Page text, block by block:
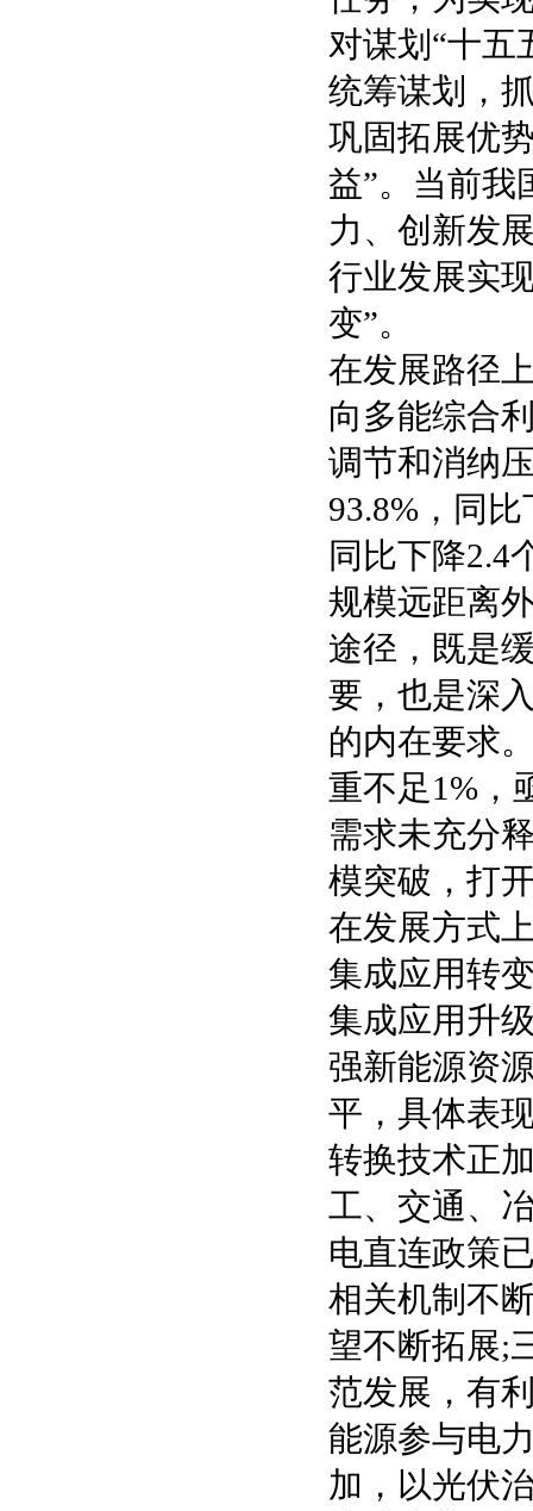
对谋划“十五
统筹谋划，
巩固拓展优
益”。当前我
力、创新发
行业发展实
变”。
在发展路径
向多能综合
调节和消纳
93.8%，同
同比下降2.4
规模远距离
途径，既是
要，也是深
的内在要求
重不足1%，
需求未充分
模突破，打
在发展方式
集成应用转
集成应用升
强新能源资
平，具体表
转换技术正
工、交通、
电直连政策
相关机制不
望不断拓展;
范发展，有
能源参与电
加，以光伏